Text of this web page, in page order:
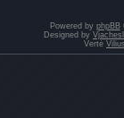
Powered by phpBB
Designed by
Vertė